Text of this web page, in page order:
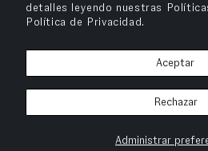
detalles leyendo nuestras
Política de Privacidad.
Administrar
Aceptar
Rechazar
© 2026
– Cuida tu salud visual